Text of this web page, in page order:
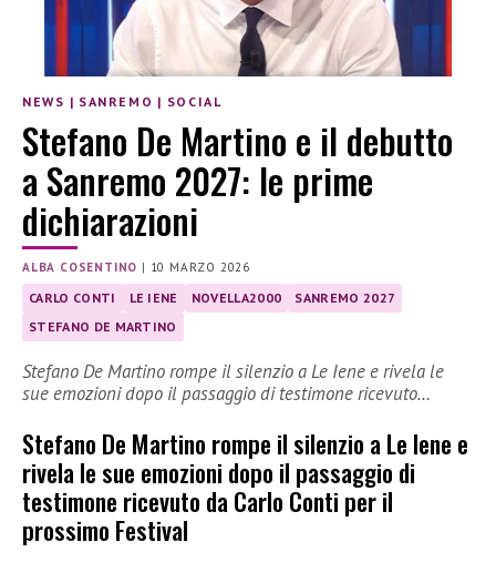
NEWS | SANREMO | SOCIAL
Stefano De Martino e il debutto
a Sanremo 2027: le prime
dichiarazioni
ALBA COSENTINO | 10 MARZO 2026
CARLO CONTI LE IENE NOVELLA2000
SANREMO 2027
STEFANO DE MARTINO
Stefano De Martino rompe il silenzio a Le Iene e rivela le
sue emozioni dopo il passaggio di testimone ricevuto…
Stefano De Martino rompe il silenzio a Le Iene e
rivela le sue emozioni dopo il passaggio di
testimone ricevuto da Carlo Conti per il
prossimo Festival